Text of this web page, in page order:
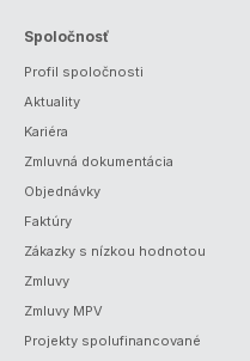
Spoločnosť
Profil spoločnosti
Aktuality
Kariéra
Zmluvná dokumentácia
Objednávky
Faktúry
Zákazky s nízkou hodnotou
Zmluvy
Zmluvy MPV
Projekty spolufinancované